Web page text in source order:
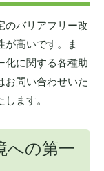
のバリアフリー改
が高いです。ま
化に関する各種助
お問い合わせいた
ます。
への第一